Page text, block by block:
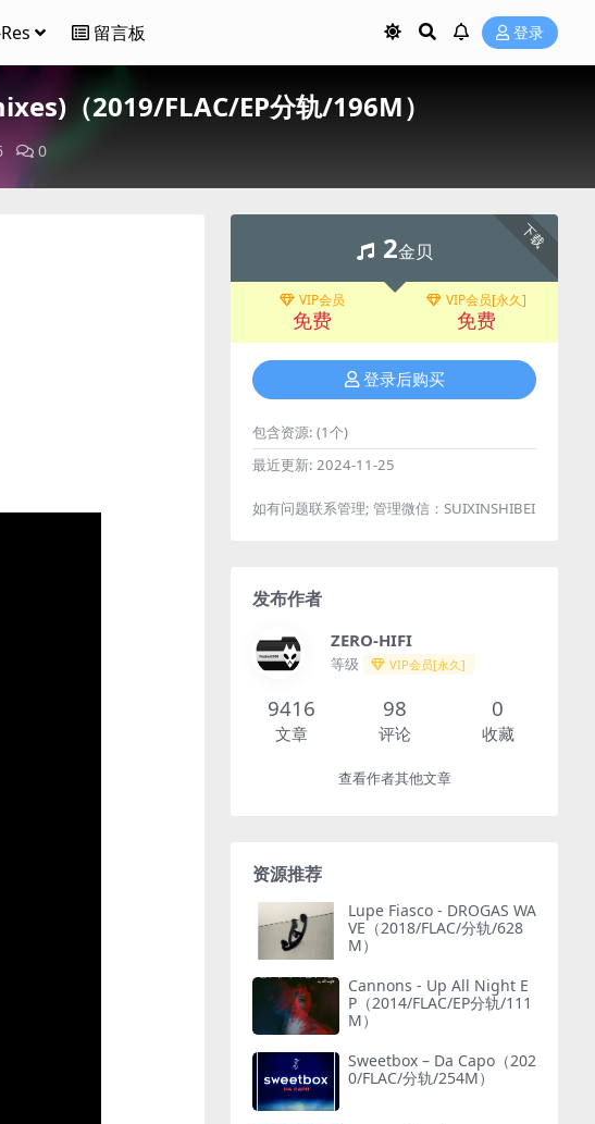
留言板 登录
（2019/FLAC/EP分轨/196M）
0
下载
2金贝
VIP会员
免费
VIP会员[永久]
免费
登录后购买
包含资源: (1个)
最近更新: 2024-11-25
如有问题联系管理; 管理微信：SUIXINSHIBEI
发布作者
ZERO-HIFI
等级 VIP会员[永久]
9416
文章
98
评论
0
收藏
查看作者其他文章
资源推荐
Lupe Fiasco - DROGAS WA
VE（2018/FLAC/分轨/628
M）
Cannons - Up All Night E
P（2014/FLAC/EP分轨/111
M）
Sweetbox – Da Capo（202
0/FLAC/分轨/254M）